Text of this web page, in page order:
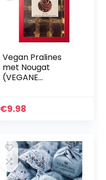
Vegan Pralines
met Nougat
(VEGANE
200g
€9.98